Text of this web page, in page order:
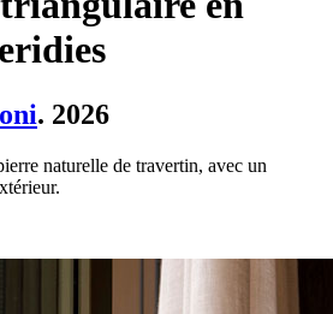
. 2026
naturelle de travertin, avec un